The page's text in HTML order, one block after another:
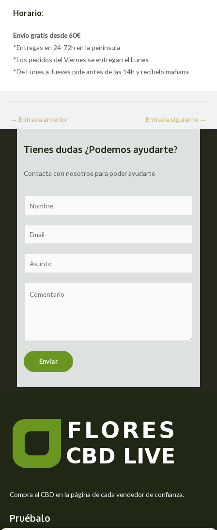
Horario:
Envío gratis desde 60€
*Entregas en 24-72h en la península
*Los pedidos del Viernes se entregan el Lunes
*De Lunes a Jueves pide antes de las 14h y recíbelo mañana
Navegación
de
← Entrada anterior Entrada siguiente →
Tienes dudas ¿Podemos ayudarte?
Contacta con nosotros para poder ayudarte
a
m
m
a
u
b
t
r
s
e
Enviar
Compra el CBD en la página de cada vendedor de confianza.
Pruébalo